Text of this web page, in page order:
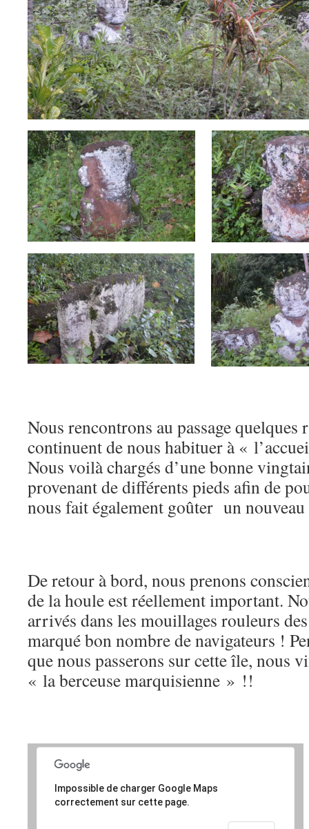
Nous rencontrons au passage quelques
continuent de nous habituer à «
Nous voilà chargés d’une bonne
provenant de différents pieds afin de
nous fait également goûter un
De retour à bord, nous prenons
de la houle est réellement important.
arrivés dans les mouillages rouleurs
marqué bon nombre de navigateurs !
que nous passerons sur cette île, nous
« la berceuse marquisienne » !!